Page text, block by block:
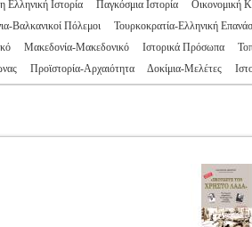
Ελληνική Ιστορία Παγκόσμια Ιστορία Οικονομική
Βαλκανικοί Πόλεμοι
Τουρκοκρατία-Ελληνική
Μακεδονία-Μακεδονικό Ιστορικά Πρόσωπα
Προϊστορία-Αρχαιότητα Δοκίμια-Μελέτες